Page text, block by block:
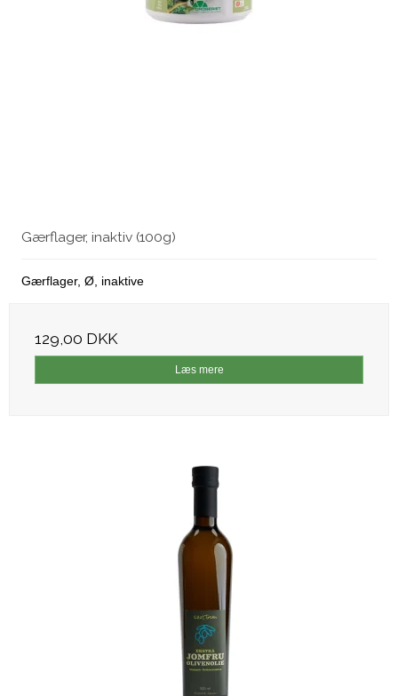
Gærflager, inaktiv (100g)
Gærflager, Ø, inaktive
129,00 DKK
Læs mere